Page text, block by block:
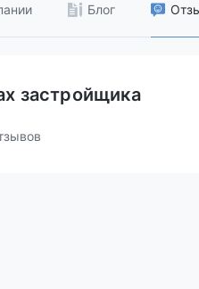
Блог
застройщика